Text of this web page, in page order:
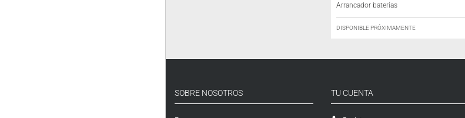
Arrancador baterías
DISPONIBLE PRÓXIMAMENTE
SOBRE NOSOTROS TU CUENTA